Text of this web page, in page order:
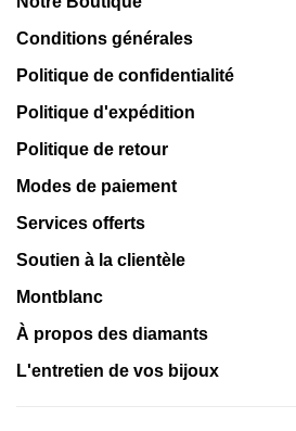
Conditions générales
Politique de confidentialité
Politique d'expédition
Politique de retour
Modes de paiement
Services offerts
Soutien à la clientèle
Montblanc
À propos des diamants
L'entretien de vos bijoux